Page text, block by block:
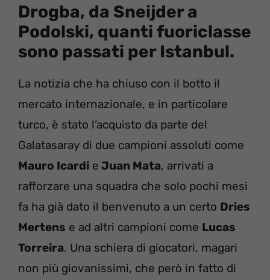
Drogba, da Sneijder a
Podolski, quanti fuoriclasse
sono passati per Istanbul.
La notizia che ha chiuso con il botto il
mercato internazionale, e in particolare
turco, è stato l’acquisto da parte del
Galatasaray di due campioni assoluti come
Mauro Icardi e Juan Mata, arrivati a
rafforzare una squadra che solo pochi mesi
fa ha già dato il benvenuto a un certo Dries
Mertens e ad altri campioni come Lucas
Torreira. Una schiera di giocatori, magari
non più giovanissimi, che però in fatto di